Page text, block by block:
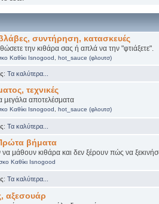
συντήρηση, κατασκευές
την κιθάρα σας ή απλά να την "φτιάξετε".
Καθίκι Isnogood hot_sauce (φλουτσ)
: Τα καλύτερα...
τεχνικές
μεγάλα αποτελέσματα
Καθίκι Isnogood hot_sauce (φλουτσ)
: Τα καλύτερα...
βήματα
να μάθουν κιθάρα και δεν ξέρουν πώς να
Καθίκι Isnogood
: Τα καλύτερα...
αξεσουάρ